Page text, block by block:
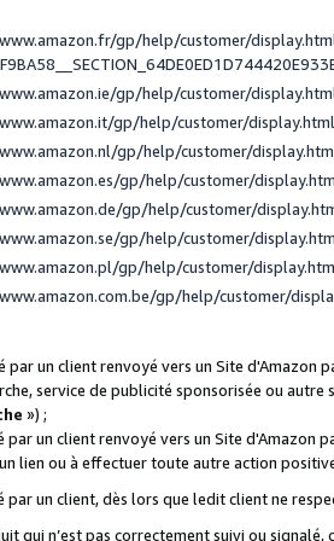
gp/help/customer/
gp/help/customer/
gp/help/customer/
gp/help/customer/
gp/help/customer/
gp/help/customer/
gp/help/customer/
gp/help/customer/
gp/help/customer/
un client renvoyé vers un Site d'Amazon
service de publicité sponsorisée ou
») ;
un client renvoyé vers un Site d'Amazon
lien ou à effectuer toute autre action
un client, dès lors que ledit client ne
qui n’est pas correctement suivi ou